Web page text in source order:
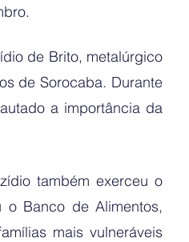
de Brito, metalúrgico
de Sorocaba. Durante
a importância da
também exerceu o
o Banco de Alimentos,
mais vulneráveis